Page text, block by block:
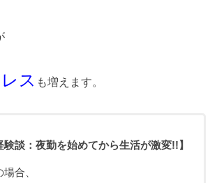
ス も増えます。
験談：夜勤を始めてから生活が激変!!】
合、